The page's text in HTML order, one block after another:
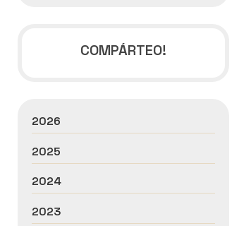
COMPÁRTEO!
2026
2025
2024
2023